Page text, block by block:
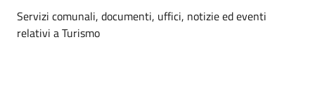
Dettagli dell'argomento
Servizi comunali, documenti, uffici, notizie ed eventi
relativi a Turismo